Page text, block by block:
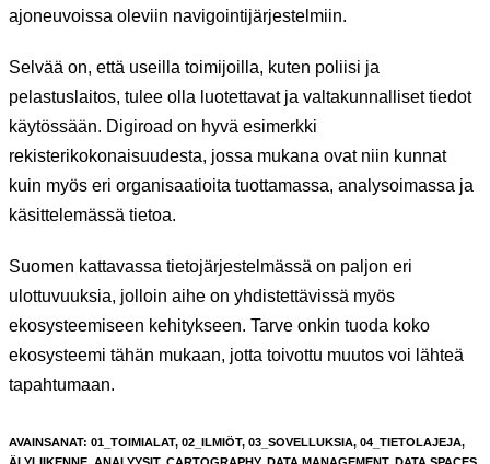
ajoneuvoissa oleviin navigointijärjestelmiin.
Selvää on, että useilla toimijoilla, kuten poliisi ja
pelastuslaitos, tulee olla luotettavat ja valtakunnalliset tiedot
käytössään. Digiroad on hyvä esimerkki
rekisterikokonaisuudesta, jossa mukana ovat niin kunnat
kuin myös eri organisaatioita tuottamassa, analysoimassa ja
käsittelemässä tietoa.
Suomen kattavassa tietojärjestelmässä on paljon eri
ulottuvuuksia, jolloin aihe on yhdistettävissä myös
ekosysteemiseen kehitykseen. Tarve onkin tuoda koko
ekosysteemi tähän mukaan, jotta toivottu muutos voi lähteä
tapahtumaan.
AVAINSANAT: 01_TOIMIALAT, 02_ILMIÖT, 03_SOVELLUKSIA, 04_TIETOLAJEJA,
ÄLYLIIKENNE ANALYYSIT, CARTOGRAPHY, DATA MANAGEMENT, DATA SPACES